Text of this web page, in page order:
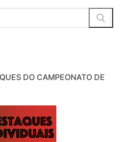
DO CAMPEONATO DE